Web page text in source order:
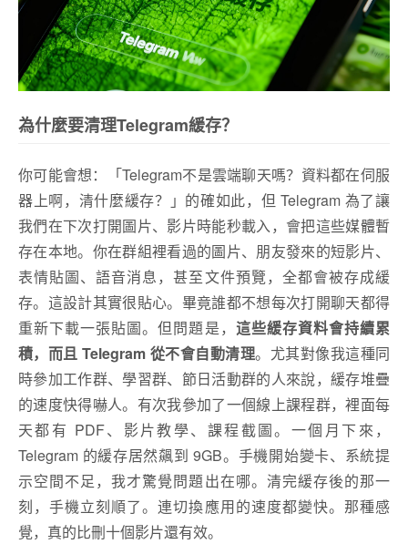
為什麼要清理Telegram緩存？
你可能會想：「Telegram不是雲端聊天嗎？資料都在伺服
器上啊，清什麼緩存？」的確如此，但 Telegram 為了讓
我們在下次打開圖片、影片時能秒載入，會把這些媒體暫
存在本地。你在群組裡看過的圖片、朋友發來的短影片、
表情貼圖、語音消息，甚至文件預覽，全都會被存成緩
存。這設計其實很貼心。畢竟誰都不想每次打開聊天都得
重新下載一張貼圖。但問題是， 這些緩存資料會持續累
積，而且 Telegram 從不會自動清理。 尤其對像我這種同
時參加工作群、學習群、節日活動群的人來說，緩存堆疊
的速度快得嚇人。有次我參加了一個線上課程群，裡面每
天都有 PDF、影片教學、課程截圖。一個月下來，
Telegram 的緩存居然飆到 9GB。手機開始變卡、系統提
示空間不足，我才驚覺問題出在哪。清完緩存後的那一
刻，手機立刻順了。連切換應用的速度都變快。那種感
覺，真的比刪十個影片還有效。